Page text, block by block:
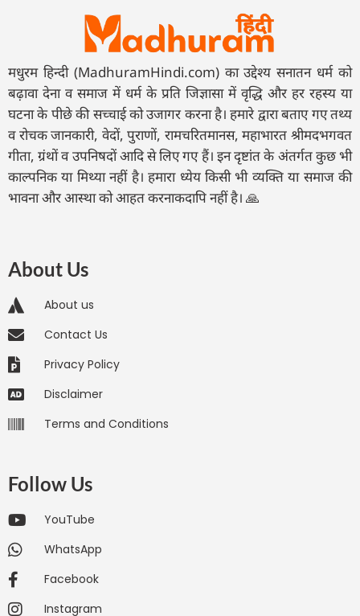
मधुरम हिन्दी (MadhuramHindi.com) का उद्देश्य सनातन धर्म को
बढ़ावा देना व समाज में धर्म के प्रति जिज्ञासा में वृद्धि और हर रहस्य या
घटना के पीछे की सच्चाई को उजागर करना है। हमारे द्वारा बताए गए तथ्य
व रोचक जानकारी, वेदों, पुराणों, रामचरितमानस, महाभारत श्रीमदभगवत
गीता, ग्रंथों व उपनिषदों आदि से लिए गए हैं। इन दृष्टांत के अंतर्गत कुछ भी
काल्पनिक या मिथ्या नहीं है। हमारा ध्येय किसी भी व्यक्ति या समाज की
भावना और आस्था को आहत करनाकदापि नहीं है। 🙏
About Us
About us
Contact Us
Privacy Policy
Disclaimer
Terms and Conditions
Follow Us
YouTube
WhatsApp
Facebook
Instagram